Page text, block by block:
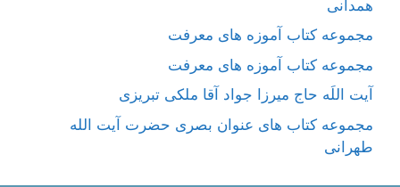
همدانی
مجموعه کتاب آموزه های معرفت
مجموعه کتاب آموزه های معرفت
آیت اللَه حاج میرزا جواد آقا ملکی تبریزی
مجموعه کتاب های عنوان بصری حضرت آیت الله
طهرانی